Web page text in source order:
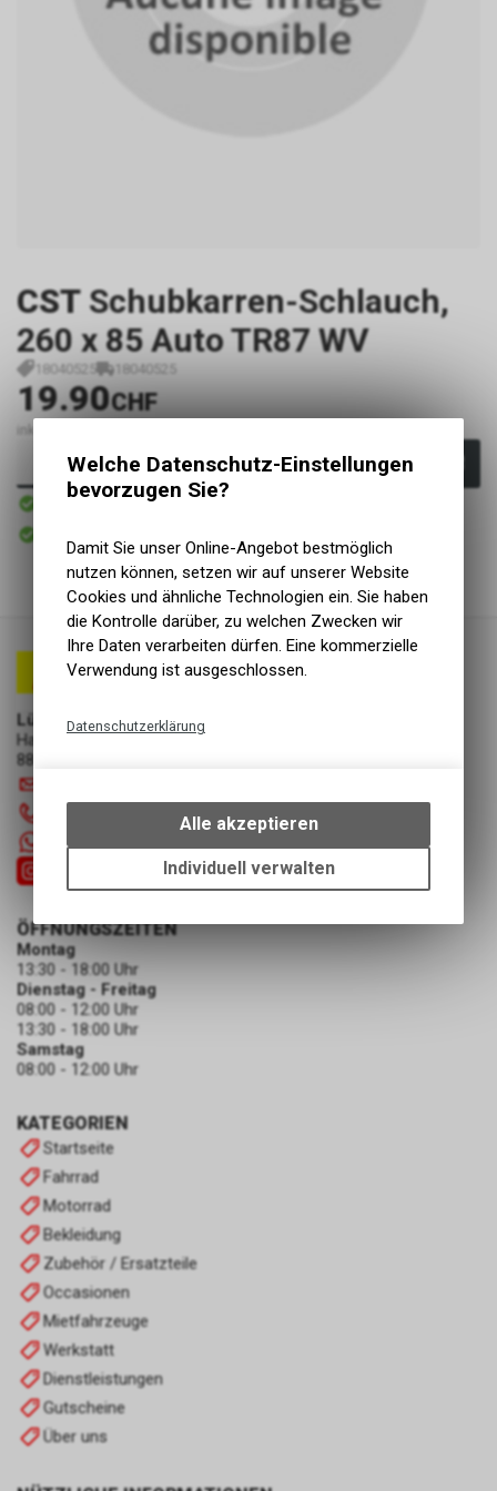
CST Schubkarren-Schlauch,
260 x 85 Auto TR87 WV
18040525 18040525
19.90CHF
inkl. MwSt., zzgl.
In den Warenkorb
Sofort verfügbar
Abholung Lüscher Motor- & Bike World
Lüscher Motor- & Bike World
Hauptstrasse 29a
8867 Niederurnen
+41 55 6103131
KATEGORIEN
Startseite
Fahrrad
Motorrad
Bekleidung
Zubehör / Ersatzteile
Occasionen
Mietfahrzeuge
Werkstatt
Dienstleistungen
Gutscheine
Über uns
ÖFFNUNGSZEITEN
Montag
13:30 - 18:00 Uhr
Dienstag - Freitag
08:00 - 12:00 Uhr
13:30 - 18:00 Uhr
Samstag
08:00 - 12:00 Uhr
Welche Datenschutz-Einstellungen
bevorzugen Sie?
Damit Sie unser Online-Angebot bestmöglich
nutzen können, setzen wir auf unserer Website
Cookies und ähnliche Technologien ein. Sie haben
die Kontrolle darüber, zu welchen Zwecken wir
Ihre Daten verarbeiten dürfen. Eine kommerzielle
Verwendung ist ausgeschlossen.
Datenschutzerklärung
bestimmte Interaktionen und
Einstellungen auf Ihrem Gerät,
um die grundlegenden
Funktionen unseres Online-
Alle akzeptieren
Individuell verwalten